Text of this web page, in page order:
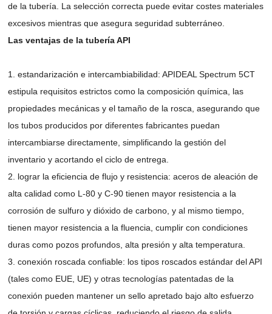
de la tubería. La selección correcta puede evitar costes materiales
excesivos mientras que asegura seguridad subterráneo.
Las ventajas de la tubería API
1. estandarización e intercambiabilidad: APIDEAL Spectrum 5CT
estipula requisitos estrictos como la composición química, las
propiedades mecánicas y el tamaño de la rosca, asegurando que
los tubos producidos por diferentes fabricantes puedan
intercambiarse directamente, simplificando la gestión del
inventario y acortando el ciclo de entrega.
2. lograr la eficiencia de flujo y resistencia: aceros de aleación de
alta calidad como L-80 y C-90 tienen mayor resistencia a la
corrosión de sulfuro y dióxido de carbono, y al mismo tiempo,
tienen mayor resistencia a la fluencia, cumplir con condiciones
duras como pozos profundos, alta presión y alta temperatura.
3. conexión roscada confiable: los tipos roscados estándar del API
(tales como EUE, UE) y otras tecnologías patentadas de la
conexión pueden mantener un sello apretado bajo alto esfuerzo